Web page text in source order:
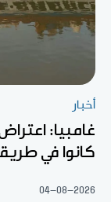
أخبار
غامبيا:
كانوا في
04-08-2026